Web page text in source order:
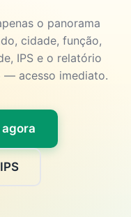
o panorama
cidade, função,
IPS e o relatório
— acesso imediato.